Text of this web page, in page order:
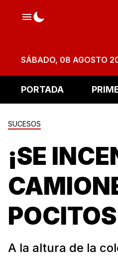
SÁBADO, 08 AGOSTO
PORTADA
SUCESOS
¡SE
A la altura de la